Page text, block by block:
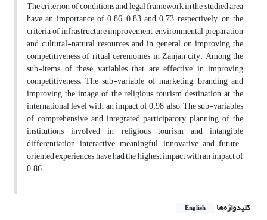
The criterion of conditions and legal framework in the studied area
have an importance of 0.86, 0.83 and 0.73, respectively, on the
criteria of infrastructure improvement, environmental preparation
and cultural-natural resources and in general on improving the
competitiveness of ritual ceremonies in Zanjan city. Among the
sub-items of these variables that are effective in improving
competitiveness; The sub-variable of marketing, branding and
improving the image of the religious tourism destination at the
international level with an impact of 0.98, also; The sub-variables
of comprehensive and integrated participatory planning of the
institutions involved in religious tourism and intangible
differentiation, interactive, meaningful, innovative and future-
oriented experiences have had the highest impact with an impact of
0.86.
کلیدواژه‌ها English